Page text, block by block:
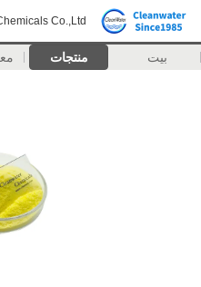
Co.,Ltd.
بيت منتجات